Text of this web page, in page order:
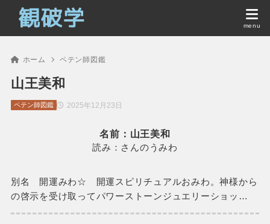
ホーム ペテン師図鑑
山王美和
2025年12月23日
ペテン師図鑑
名前：山王美和
読み：さんのうみわ
別名 開運みわ☆ 開運スピリチュアルおみわ。神様から
の啓示を受け取ってパワーストーンジュエリーショッ…